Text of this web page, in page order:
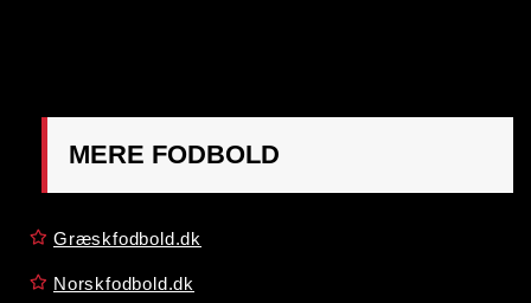
MERE FODBOLD
Græskfodbold.dk
Norskfodbold.dk